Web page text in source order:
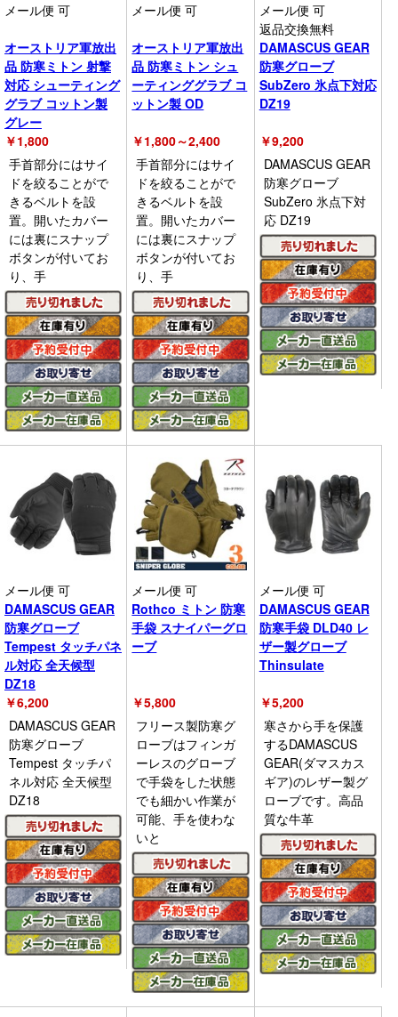
メール便 可
オーストリア軍放出
品 防寒ミトン 射撃
対応 シューティング
グラブ コットン製
グレー
￥1,800
手首部分にはサイ
ドを絞ることがで
きるベルトを設
置。開いたカバー
には裏にスナップ
ボタンが付いてお
り、手
メール便 可
オーストリア軍放出
品 防寒ミトン シュ
ーティンググラブ コ
ットン製 OD
￥1,800～2,400
手首部分にはサイ
ドを絞ることがで
きるベルトを設
置。開いたカバー
には裏にスナップ
ボタンが付いてお
り、手
メール便 可
返品交換無料
DAMASCUS GEAR
防寒グローブ
SubZero 氷点下対応
DZ19
￥9,200
DAMASCUS GEAR
防寒グローブ
SubZero 氷点下対
応 DZ19
メール便 可
DAMASCUS GEAR
防寒グローブ
Tempest タッチパネ
ル対応 全天候型
DZ18
￥6,200
DAMASCUS GEAR
防寒グローブ
Tempest タッチパ
ネル対応 全天候型
DZ18
メール便 可
Rothco ミトン 防寒
手袋 スナイパーグロ
ーブ
￥5,800
フリース製防寒グ
ローブはフィンガ
ーレスのグローブ
で手袋をした状態
でも細かい作業が
可能、手を使わな
いと
メール便 可
DAMASCUS GEAR
防寒手袋 DLD40 レ
ザー製グローブ
Thinsulate
￥5,200
寒さから手を保護
するDAMASCUS
GEAR(ダマスカス
ギア)のレザー製グ
ローブです。高品
質な牛革